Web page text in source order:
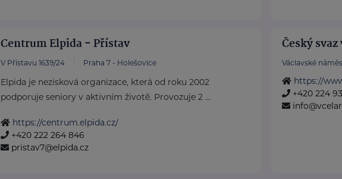
Centrum Elpida - Přístav
V Přístavu 1639/24 Praha 7 - Holešovice
Elpida je nezisková organizace, která od roku 2002
podporuje seniory v aktivním životě. Provozuje 2 ...
https://centrum.elpida.cz/
+420 222 264 846
pristav7@elpida.cz
Český
Václavské
https://
+420 224